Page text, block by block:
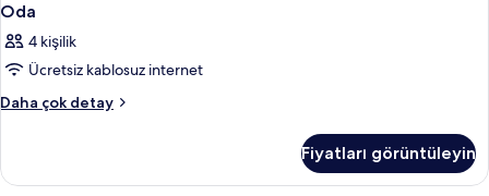
Oda
4 kişilik
Ücretsiz kablosuz internet
Daha çok detay
Oda
detay
Fiyatları görüntüleyin